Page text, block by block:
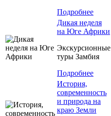
Подробнее
Дикая неделя
на Юге Африки
Экскурсионные
туры Замбия
Подробнее
История,
современность
и природа на
краю Земли